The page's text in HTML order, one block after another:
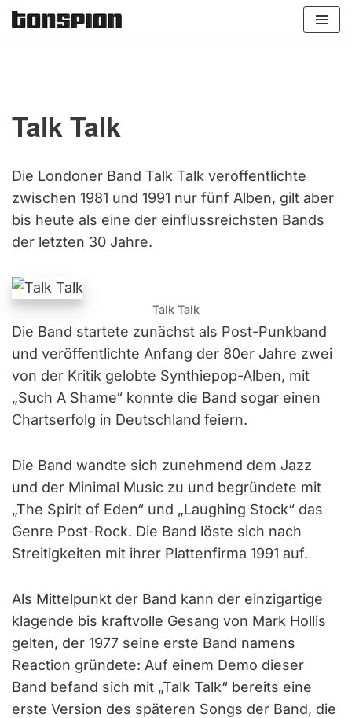
Talk Talk
Die Londoner Band Talk Talk veröffentlichte
zwischen 1981 und 1991 nur fünf Alben, gilt aber
bis heute als eine der einflussreichsten Bands
der letzten 30 Jahre.
Talk Talk
Die Band startete zunächst als Post-Punkband
und veröffentlichte Anfang der 80er Jahre zwei
von der Kritik gelobte Synthiepop-Alben, mit
„Such A Shame“ konnte die Band sogar einen
Chartserfolg in Deutschland feiern.
Die Band wandte sich zunehmend dem Jazz
und der Minimal Music zu und begründete mit
„The Spirit of Eden“ und „Laughing Stock“ das
Genre Post-Rock. Die Band löste sich nach
Streitigkeiten mit ihrer Plattenfirma 1991 auf.
Als Mittelpunkt der Band kann der einzigartige
klagende bis kraftvolle Gesang von Mark Hollis
gelten, der 1977 seine erste Band namens
Reaction gründete: Auf einem Demo dieser
Band befand sich mit „Talk Talk“ bereits eine
erste Version des späteren Songs der Band, die